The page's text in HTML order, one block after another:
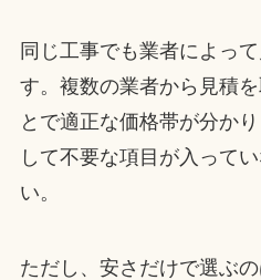
同じ工事でも業者によっ
す。複数の業者から見積
とで適正な価格帯が分か
して不要な項目が入って
い。
ただし、安さだけで選ぶ